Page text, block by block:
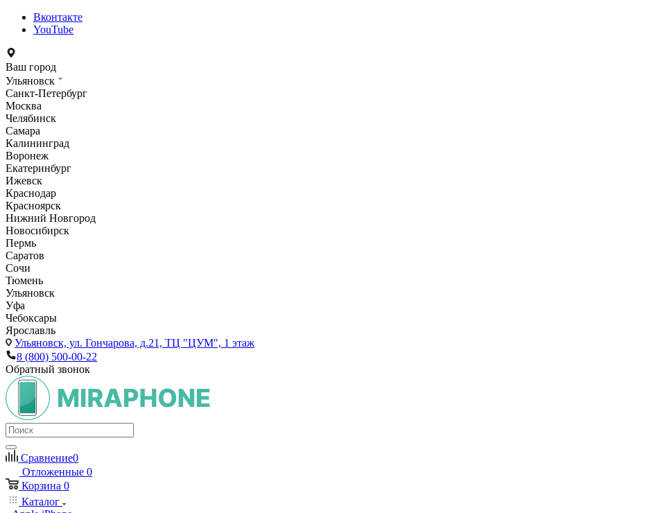
Вконтакте
YouTube
Ваш город
Ульяновск
Санкт-Петербург
Москва
Челябинск
Самара
Калининград
Воронеж
Екатеринбург
Ижевск
Краснодар
Красноярск
Нижний Новгород
Новосибирск
Пермь
Саратов
Сочи
Тюмень
Ульяновск
Уфа
Чебоксары
Ярославль
Ульяновск, ул. Гончарова, д.21, ТЦ "ЦУМ", 1 этаж
8 (800) 500-00-22
Обратный звонок
Сравнение0
Отложенные 0
Корзина 0
Каталог